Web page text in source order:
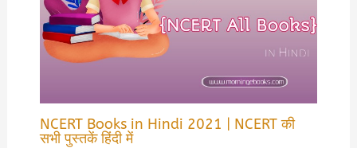
NCERT Books in Hindi 2021 | NCERT की
सभी पुस्तकें हिंदी में